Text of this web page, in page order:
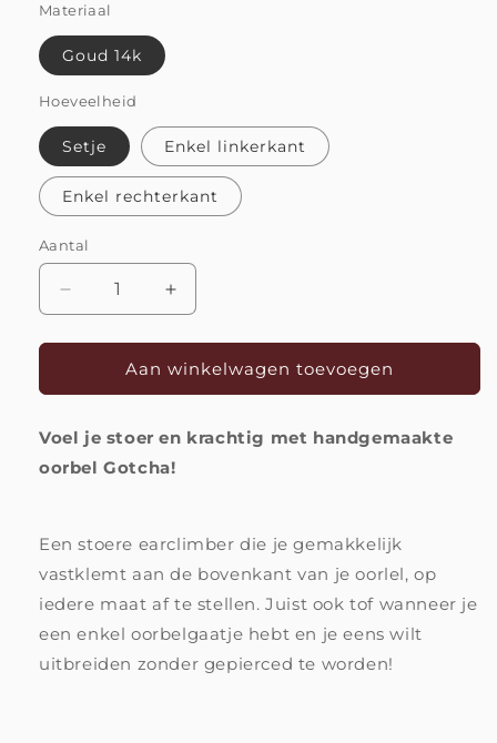
Materiaal
Goud 14k
Hoeveelheid
Setje Enkel linkerkant
Enkel rechterkant
Aantal
Aantal
Aantal
verlagen
voor
Gotcha
Laat
niet
Aantal
verhogen
voor
Oorbel
Gotcha
Laat
niet
Aan winkelwagen toevoegen
Voel je stoer en krachtig met handgemaakte
oorbel Gotcha!
Een stoere earclimber die je gemakkelijk
vastklemt aan de bovenkant van je oorlel, op
iedere maat af te stellen. Juist ook tof wanneer je
een enkel oorbelgaatje hebt en je eens wilt
uitbreiden zonder gepierced te worden!